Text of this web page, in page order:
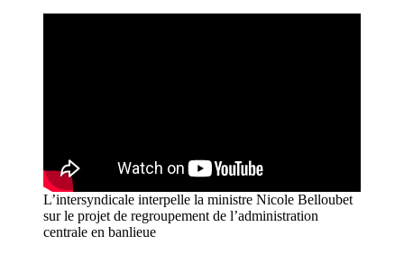
L’intersyndicale interpelle la ministre Nicole Belloubet
sur le projet de regroupement de l’administration
centrale en banlieue